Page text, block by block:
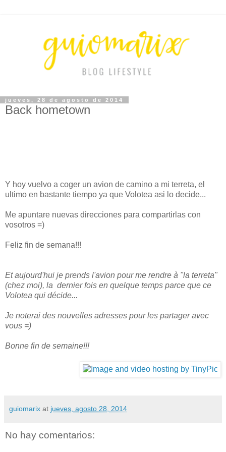
jueves, 28 de agosto de 2014
Back hometown
Y hoy vuelvo a coger un avion de camino a mi terreta, el
ultimo en bastante tiempo ya que Volotea asi lo decide...
Me apuntare nuevas direcciones para compartirlas con
vosotros =)
Feliz fin de semana!!!
Et aujourd'hui je prends l'avion pour me rendre à "la terreta"
(chez moi), la dernier fois en quelque temps parce que ce
Volotea qui décide...
Je noterai des nouvelles adresses pour les partager avec
vous =)
Bonne fin de semaine!!!
guiomarix at jueves, agosto 28, 2014
No hay comentarios: